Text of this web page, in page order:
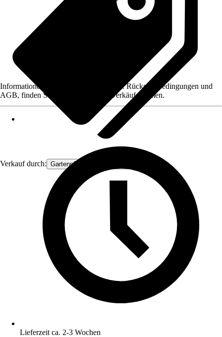
Verkauf durch: Gartenpflanzen Ammerland
Informationen des Verkäufers, wie z. B. Rückgabebedingungen und
AGB, finden Sie bei Klick auf den Verkäufernamen.
Lieferzeit ca. 2-3 Wochen